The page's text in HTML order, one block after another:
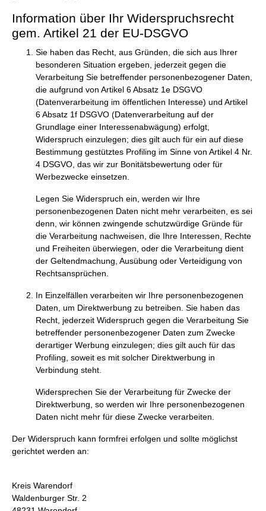
Information über Ihr Widerspruchsrecht
gem. Artikel 21 der EU-DSGVO
Sie haben das Recht, aus Gründen, die sich aus Ihrer
besonderen Situation ergeben, jederzeit gegen die
Verarbeitung Sie betreffender personenbezogener Daten,
die aufgrund von Artikel 6 Absatz 1e DSGVO
(Datenverarbeitung im öffentlichen Interesse) und Artikel
6 Absatz 1f DSGVO (Datenverarbeitung auf der
Grundlage einer Interessenabwägung) erfolgt,
Widerspruch einzulegen; dies gilt auch für ein auf diese
Bestimmung gestütztes Profiling im Sinne von Artikel 4 Nr.
4 DSGVO, das wir zur Bonitätsbewertung oder für
Werbezwecke einsetzen.
Legen Sie Widerspruch ein, werden wir Ihre
personenbezogenen Daten nicht mehr verarbeiten, es sei
denn, wir können zwingende schutzwürdige Gründe für
die Verarbeitung nachweisen, die Ihre Interessen, Rechte
und Freiheiten überwiegen, oder die Verarbeitung dient
der Geltendmachung, Ausübung oder Verteidigung von
Rechtsansprüchen.
In Einzelfällen verarbeiten wir Ihre personenbezogenen
Daten, um Direktwerbung zu betreiben. Sie haben das
Recht, jederzeit Widerspruch gegen die Verarbeitung Sie
betreffender personenbezogener Daten zum Zwecke
derartiger Werbung einzulegen; dies gilt auch für das
Profiling, soweit es mit solcher Direktwerbung in
Verbindung steht.
Widersprechen Sie der Verarbeitung für Zwecke der
Direktwerbung, so werden wir Ihre personenbezogenen
Daten nicht mehr für diese Zwecke verarbeiten.
Der Widerspruch kann formfrei erfolgen und sollte möglichst
gerichtet werden an:
Kreis Warendorf
Waldenburger Str. 2